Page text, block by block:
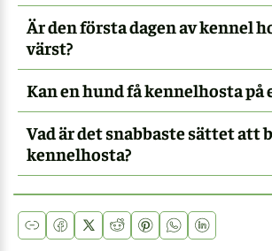
Är den första dagen av kennel
värst?
Kan en hund få kennelhosta på
Vad är det snabbaste sättet att
kennelhosta?